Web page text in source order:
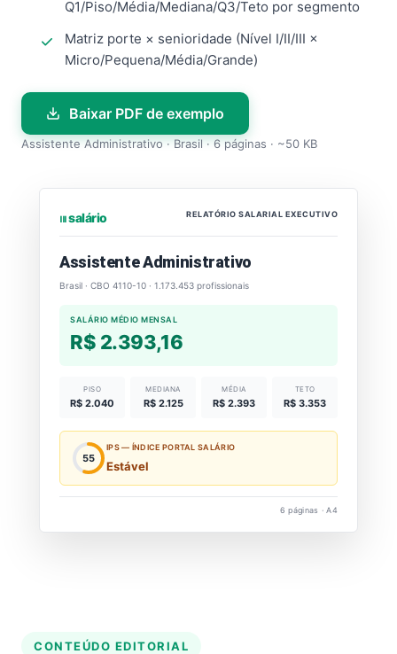
Q1/Piso/Média/Mediana/Q3/Teto por segmento
Matriz porte × senioridade (Nível I/II/III ×
Micro/Pequena/Média/Grande)
Baixar PDF de exemplo
Assistente Administrativo · Brasil · 6 páginas · ~50 KB
⏐⏐⏐ salário RELATÓRIO SALARIAL EXECUTIVO
Assistente Administrativo
Brasil · CBO 4110-10 · 1.173.453 profissionais
SALÁRIO MÉDIO MENSAL
R$ 2.393,16
PISO
R$ 2.040
MEDIANA
R$ 2.125
MÉDIA
R$ 2.393
TETO
R$ 3.353
55
IPS — ÍNDICE PORTAL SALÁRIO
Estável
6 páginas · A4
CONTEÚDO EDITORIAL